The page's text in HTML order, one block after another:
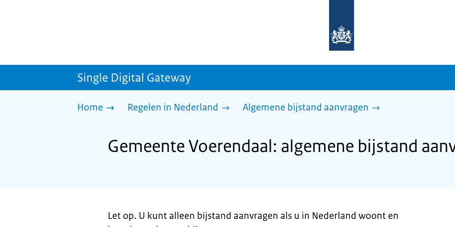
homepage
sdg.rijksoverheid.nl
Single Digital Gateway
Home Regelen in Nederland Algemene bijstand aanvragen
Gemeente Voerendaal: algemene bijstand
Let op. U kunt alleen bijstand aanvragen als u in Nederland woont en